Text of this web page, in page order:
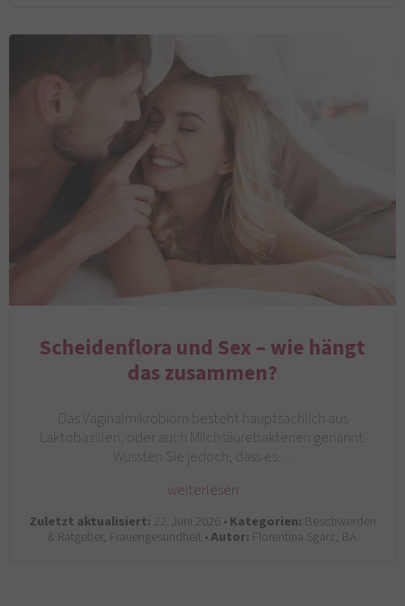
Scheidenflora und Sex – wie hängt
das zusammen?
Das Vaginalmikrobiom besteht hauptsächlich aus
Laktobazillen, oder auch Milchsäurebakterien genannt.
Wussten Sie jedoch, dass es…
weiterlesen
Zuletzt aktualisiert: 22. Juni 2026 •Kategorien: Beschwerden
& Ratgeber, Frauengesundheit •Autor: Florentina Sgarz, BA